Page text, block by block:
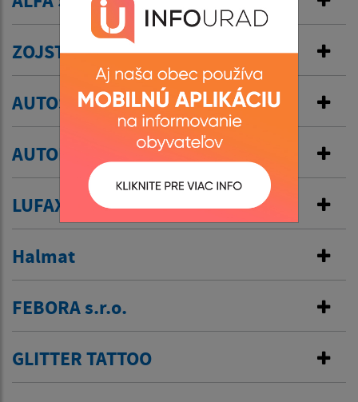
ZOJSTAV, s r.o.
AUTOŠKOLA - MIGA
AUTODOPRAVA - Ľudovít Dusza
LUFAX
Halmat
FEBORA s.r.o.
GLITTER TATTOO